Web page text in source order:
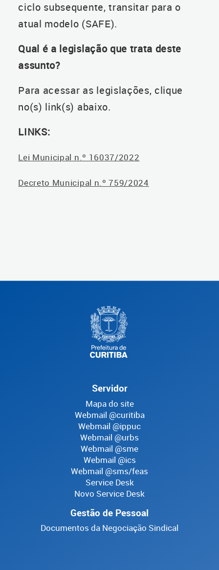
ciclo subsequente, transitar para o
atual modelo (SAFE).
Qual é a legislação que trata deste
assunto?
Para acessar as legislações, clique
no(s) link(s) abaixo.
LINKS:
Lei Municipal n.º 16037/2022
Decreto Municipal n.º 759/2024
Servidor
Mapa do site
Webmail @curitiba
Webmail @ippuc
Webmail @urbs
Webmail @sme
Webmail @ics
Webmail @sms/feas
Service Desk
Novo Service Desk
Gestão de Pessoal
Documentos da Negociação Sindical